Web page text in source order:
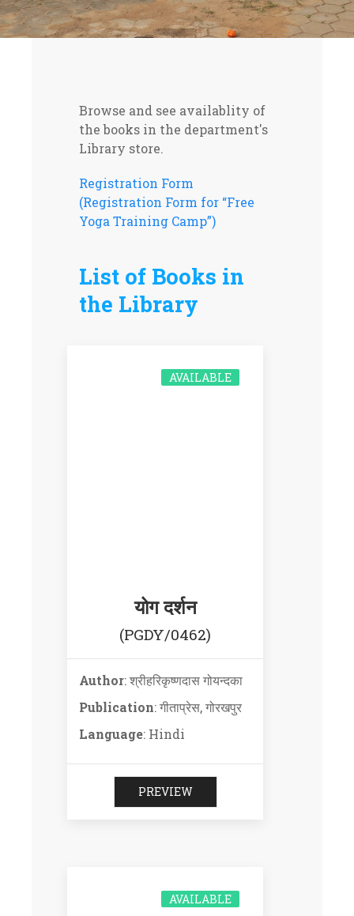
Browse and see availablity of
the books in the department's
Library store.
Registration Form
(Registration Form for “Free
Yoga Training Camp”)
List of Books in
the Library
योग दर्शन
(PGDY/0462)
AVAILABLE
Author: श्रीहरिकृष्णदास गोयन्दका
Publication: गीताप्रेस, गोरखपुर
Language: Hindi
PREVIEW
AVAILABLE